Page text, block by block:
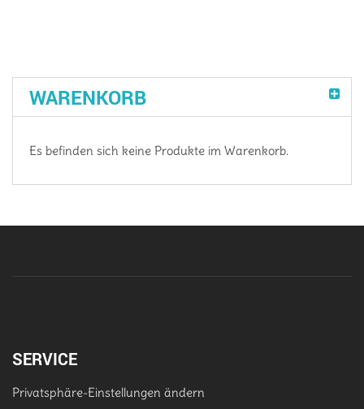
WARENKORB
Es befinden sich keine Produkte im Warenkorb.
SERVICE
Privatsphäre-Einstellungen ändern